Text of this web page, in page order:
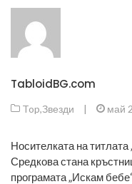
TabloidBG.com
Top,Звезди | май
Носителката на
Средкова стана
програмата „Искам